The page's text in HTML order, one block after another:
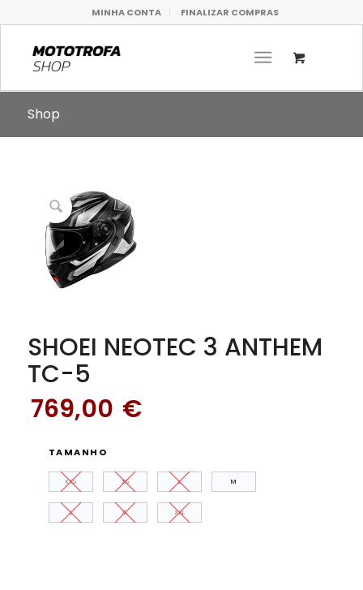
MINHA CONTA FINALIZAR COMPRAS
Shop
SHOEI NEOTEC 3 ANTHEM
TC-5
769,00 €
TAMANHO
XXS XS S M
L XL XXL